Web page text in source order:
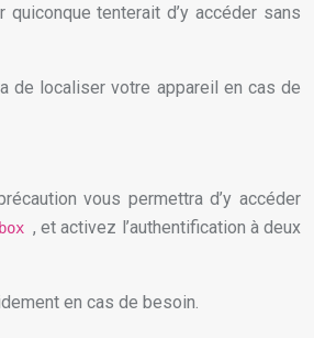
tenterait d’y accéder sans
de localiser votre appareil en cas de
vous permettra d’y accéder
, et activez l’authentification à deux
en cas de besoin.